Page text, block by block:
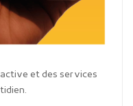
et des services